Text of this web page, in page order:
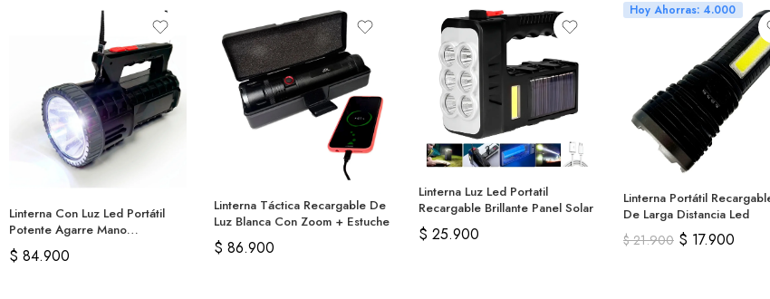
Linterna Con Luz Led Portátil
Potente Agarre Mano
Recargable
$ 84.900
Linterna Táctica Recargable De
Luz Blanca Con Zoom + Estuche
$ 86.900
Linterna Luz Led Portatil
Recargable Brillante Panel Solar
$ 25.900
Hoy Ahorras: 4.000
Linterna Portátil
De Larga Distancia Led
$21.900 $ 17.900